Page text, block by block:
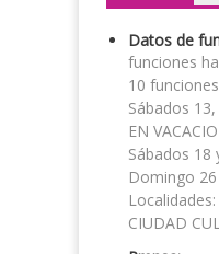
Datos de
funciones
10
Sábados
EN
Sábados 18
Domingo
CIUDAD